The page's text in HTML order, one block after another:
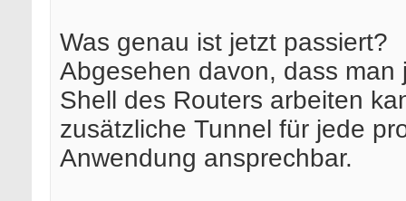
Was genau ist jetzt passiert?
Abgesehen davon, dass man
Shell des Routers arbeiten
zusätzliche Tunnel für jede
Anwendung ansprechbar.